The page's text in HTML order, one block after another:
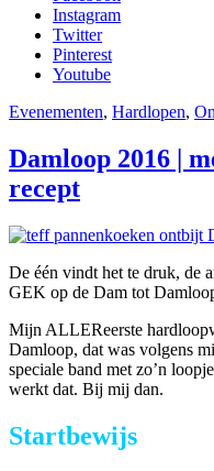
Instagram
Twitter
Pinterest
Youtube
Evenementen, Hardlopen,
Damloop 2016 |
recept
De één vindt het te druk, de
GEK op de Dam tot
Mijn ALLEReerste
Damloop, dat was volgens
speciale band met zo’n
werkt dat. Bij mij dan.
Startbewijs